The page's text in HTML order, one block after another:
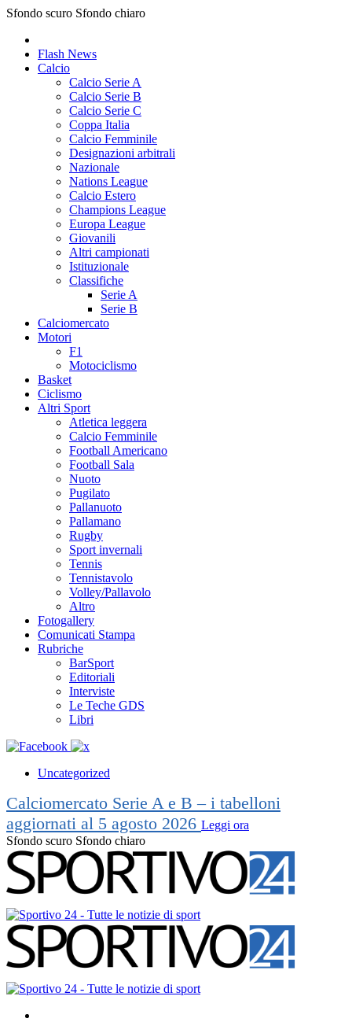
Sfondo scuro Sfondo chiaro
Flash News
Calcio
Calcio Serie A
Calcio Serie B
Calcio Serie C
Coppa Italia
Calcio Femminile
Designazioni arbitrali
Nazionale
Nations League
Calcio Estero
Champions League
Europa League
Giovanili
Altri campionati
Istituzionale
Classifiche
Serie A
Serie B
Calciomercato
Motori
F1
Motociclismo
Basket
Ciclismo
Altri Sport
Atletica leggera
Calcio Femminile
Football Americano
Football Sala
Nuoto
Pugilato
Pallanuoto
Pallamano
Rugby
Sport invernali
Tennis
Tennistavolo
Volley/Pallavolo
Altro
Fotogallery
Comunicati Stampa
Rubriche
BarSport
Editoriali
Interviste
Le Teche GDS
Libri
Uncategorized
Calciomercato Serie A e B – i tabelloni
aggiornati al 5 agosto 2026 Leggi ora
Sfondo scuro Sfondo chiaro